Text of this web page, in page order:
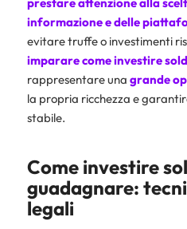
informazione e delle
evitare truffe o investimenti
imparare come investire
rappresentare una grande
la propria ricchezza e
stabile.
Come investire
guadagnare:
legali